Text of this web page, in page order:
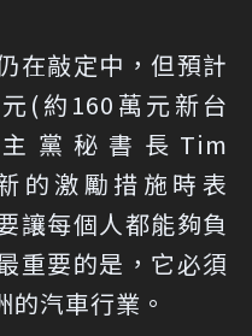
在敲定中，但預計
(約160萬元新台
黨秘書長Tim
的激勵措施時表
讓每個人都能夠負
重要的是，它必須
汽車行業。